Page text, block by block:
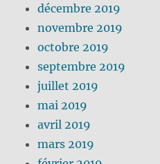
décembre 2019
novembre 2019
octobre 2019
septembre 2019
juillet 2019
mai 2019
avril 2019
mars 2019